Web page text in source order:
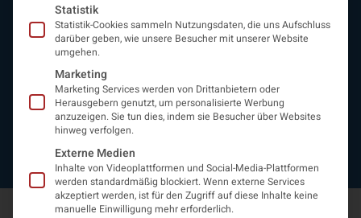
Fördermitglieder
Entwicklung der Neurologoie
Neurologiereport
Mitgliedschaft
Statuten
Protokolle
Kontakt
Impressum
Datenschutzerklärung
Statistik
Statistik-Cookies sammeln Nutzungsdaten, die uns Aufschluss
darüber geben, wie unsere Besucher mit unserer Website
umgehen.
Marketing
Marketing Services werden von Drittanbietern oder
Herausgebern genutzt, um personalisierte Werbung
anzuzeigen. Sie tun dies, indem sie Besucher über Websites
hinweg verfolgen.
Externe Medien
Inhalte von Videoplattformen und Social-Media-Plattformen
werden standardmäßig blockiert. Wenn externe Services
akzeptiert werden, ist für den Zugriff auf diese Inhalte keine
manuelle Einwilligung mehr erforderlich.